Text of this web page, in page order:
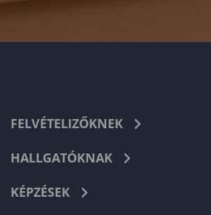
FELVÉTELIZŐKNEK
HALLGATÓKNAK
KÉPZÉSEK